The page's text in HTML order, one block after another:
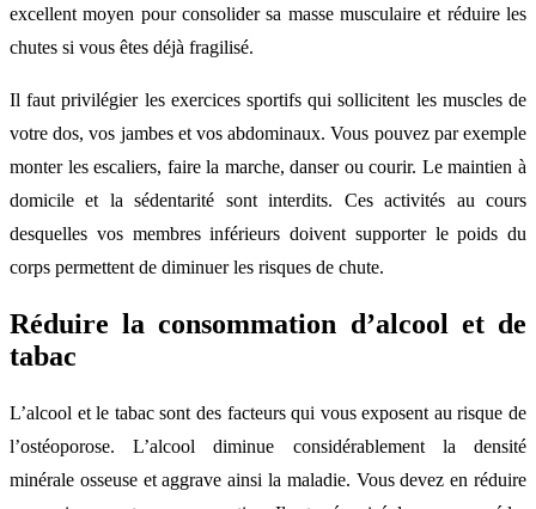
excellent moyen pour consolider sa masse musculaire et réduire les
chutes si vous êtes déjà fragilisé.
Il faut privilégier les exercices sportifs qui sollicitent les muscles de
votre dos, vos jambes et vos abdominaux. Vous pouvez par exemple
monter les escaliers, faire la marche, danser ou courir. Le maintien à
domicile et la sédentarité sont interdits. Ces activités au cours
desquelles vos membres inférieurs doivent supporter le poids du
corps permettent de diminuer les risques de chute.
Réduire la consommation d’alcool et de
tabac
L’alcool et le tabac sont des facteurs qui vous exposent au risque de
l’ostéoporose. L’alcool diminue considérablement la densité
minérale osseuse et aggrave ainsi la maladie. Vous devez en réduire